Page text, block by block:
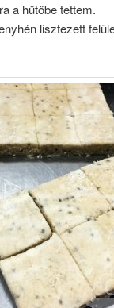
a hűtőbe tettem.
lisztezett